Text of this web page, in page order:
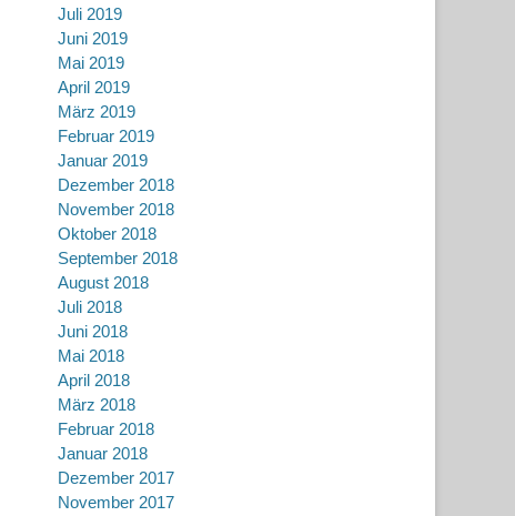
Juli 2019
Juni 2019
Mai 2019
April 2019
März 2019
Februar 2019
Januar 2019
Dezember 2018
November 2018
Oktober 2018
September 2018
August 2018
Juli 2018
Juni 2018
Mai 2018
April 2018
März 2018
Februar 2018
Januar 2018
Dezember 2017
November 2017